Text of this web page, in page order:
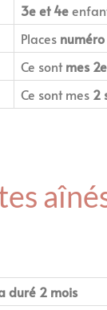
3e et 4e
Places
Ce sontmes
Ce sont mes 2
duré 2 mois